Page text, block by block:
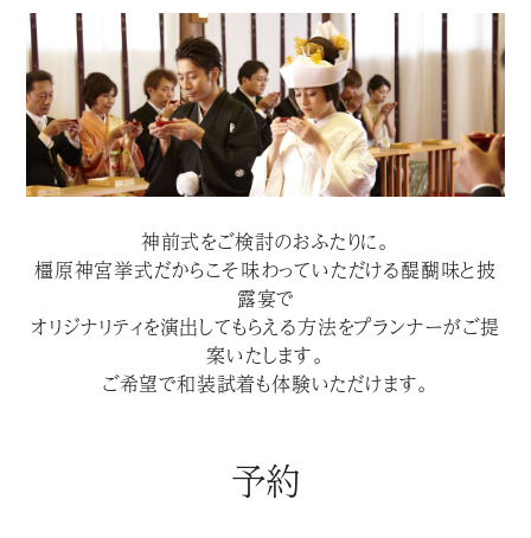
神前式をご検討のおふたりに。
橿原神宮挙式だからこそ味わっていただける醍醐味と披
露宴で
オリジナリティを演出してもらえる方法をプランナーがご提
案いたします。
ご希望で和装試着も体験いただけます。
予約